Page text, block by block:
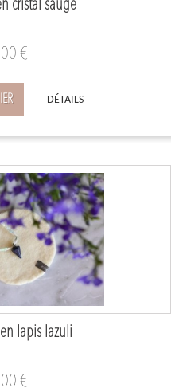
cristal sauge
€
DÉTAILS
lapis lazuli
€